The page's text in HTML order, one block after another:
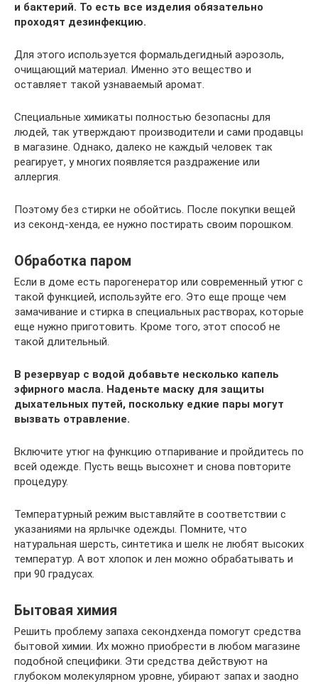
и бактерий. То есть все изделия обязательно
проходят дезинфекцию.
Для этого используется формальдегидный аэрозоль,
очищающий материал. Именно это вещество и
оставляет такой узнаваемый аромат.
Специальные химикаты полностью безопасны для
людей, так утверждают производители и сами продавцы
в магазине. Однако, далеко не каждый человек так
реагирует, у многих появляется раздражение или
аллергия.
Поэтому без стирки не обойтись. После покупки вещей
из секонд-хенда, ее нужно постирать своим порошком.
Обработка паром
Если в доме есть парогенератор или современный утюг с
такой функцией, используйте его. Это еще проще чем
замачивание и стирка в специальных растворах, которые
еще нужно приготовить. Кроме того, этот способ не
такой длительный.
В резервуар с водой добавьте несколько капель
эфирного масла. Наденьте маску для защиты
дыхательных путей, поскольку едкие пары могут
вызвать отравление.
Включите утюг на функцию отпаривание и пройдитесь по
всей одежде. Пусть вещь высохнет и снова повторите
процедуру.
Температурный режим выставляйте в соответствии с
указаниями на ярлычке одежды. Помните, что
натуральная шерсть, синтетика и шелк не любят высоких
температур. А вот хлопок и лен можно обрабатывать и
при 90 градусах.
Бытовая химия
Решить проблему запаха секондхенда помогут средства
бытовой химии. Их можно приобрести в любом магазине
подобной специфики. Эти средства действуют на
глубоком молекулярном уровне, убирают запах и заодно